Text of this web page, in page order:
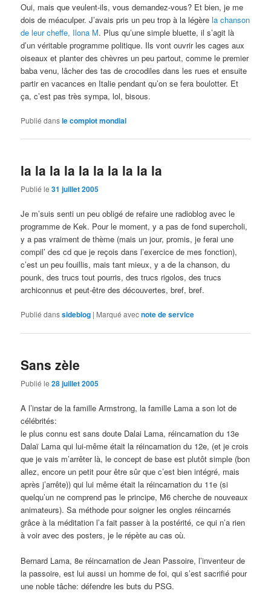
Oui, mais que veulent-ils, vous demandez-vous? Et bien, je me
dois de méaculper. J’avais pris un peu trop à la légèrela chanson
de leur cheffe, Ilona M. Plus qu’une simple bluette, il s’agit là
d’un véritable programme politique. Ils vont ouvrir les cages aux
oiseaux et planter des chèvres un peu partout, comme le premier
baba venu, lâcher des tas de crocodiles dans les rues et ensuite
partir en vacances en Italie pendant qu’on se fera boulotter. Et
ça, c’est pas très sympa, lol, bisous.
Publié dansle complot mondial
la la la la la la la la la la
Publié le31 juillet 2005
Je m’suis senti un peu obligé de refaire une radioblog avec le
programme de Kek. Pour le moment, y a pas de fond supercholi,
y a pas vraiment de thème (mais un jour, promis, je ferai une
compil’ des cd que je reçois dans l’exercice de mes fonction),
c’est un peu fouillis, mais tant mieux, y a de la chanson, du
pounk, des trucs tout pourris, des trucs rigolos, des trucs
archiconnus et peut-être des découvertes, bref, bref.
Publié danssideblog | Marqué avecnote de service
Sans zèle
Publié le28 juillet 2005
A l’instar de la famille Armstrong, la famille Lama a son lot de
célébrités:
le plus connu est sans doute Dalai Lama, réincarnation du 13e
Dalaï Lama qui lui-même était la réincarnation du 12e, (et je crois
que je vais m’arrêter là, le concept de base est plutôt simple (bon
allez, encore un petit pour être sûr que c’est bien intégré, mais
après j’arrête)) qui lui même était la réincarnation du 11e (si
quelqu’un ne comprend pas le principe, M6 cherche de nouveaux
animateurs). Sa méthode pour soigner les ongles réincarnés
grâce à la méditation l’a fait passer à la postérité, ce qui n’a rien
à voir avec des posters, je le répète au cas où.
Bernard Lama, 8e réincarnation de Jean Passoire, l’inventeur de
la passoire, est lui aussi un homme de foi, qui s’est sacrifié pour
une noble tâche: défendre les buts du PSG.